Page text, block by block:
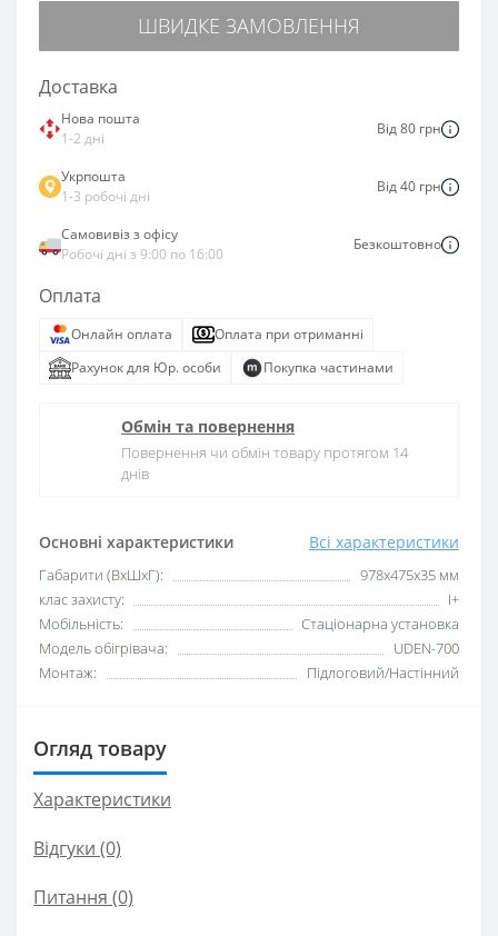
Основні характеристики Всі характеристики
Габарити (ВхШхГ):
978х475х35 мм
клас захисту:
I+
Мобільність:
Стаціонарна установка
Модель обігрівача:
UDEN-700
Монтаж:
Підлоговий/Настінний
ШВИДКЕ ЗАМОВЛЕННЯ
Доставка
Нова пошта
1-2 дні
Від 80 грн
Укрпошта
1-3 робочі дні
Від 40 грн
Самовивіз з офісу
Робочі дні з 9:00 по 16:00
Безкоштовно
Оплата
Онлайн оплата
Оплата при отриманні
Рахунок для Юр. особи
Покупка частинами
Обмін та повернення
Повернення чи обмін товару протягом 14
днів
Огляд товару
Характеристики
Відгуки (0)
Питання (0)